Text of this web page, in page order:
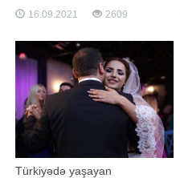
verilişində məlumat verilib.
Aparıcıların sözlərinə görə, aktrisa
ayırıb. Qeyd edək ki, Fahriye Evcen
bu il "Alparslan"
16.09.2021 2609
Türkiyədə yaşayan